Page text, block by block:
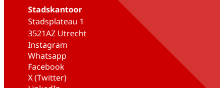
Stadskantoor
Stadsplateau 1
3521AZ Utrecht
Instagram
Whatsapp
Facebook
X (Twitter)